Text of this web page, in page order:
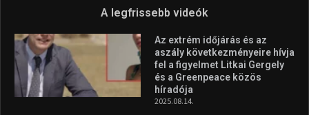
A legfrissebb videók
Az extrém időjárás és az
aszály következményeire hívja
fel a figyelmet Litkai Gergely
és a Greenpeace közös
híradója
2025.08.14.